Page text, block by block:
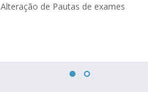
Alteração de Pautas de exames